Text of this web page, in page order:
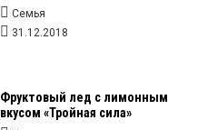
Семья
31.12.2018
Фруктовый лед с лимонным
вкусом «Тройная сила»